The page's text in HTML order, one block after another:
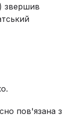
звершив
пов'язана з